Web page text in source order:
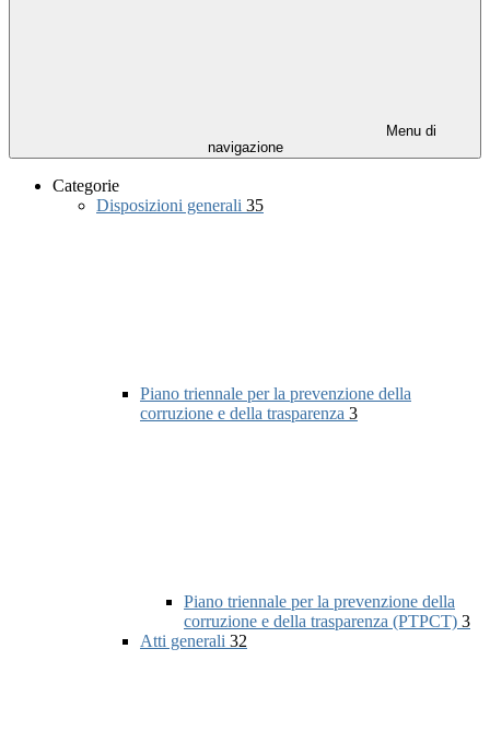
Menu di
navigazione
Categorie
Disposizioni generali 35
Piano triennale per la prevenzione della
corruzione e della trasparenza 3
Piano triennale per la prevenzione della
corruzione e della trasparenza (PTPCT) 3
Atti generali 32